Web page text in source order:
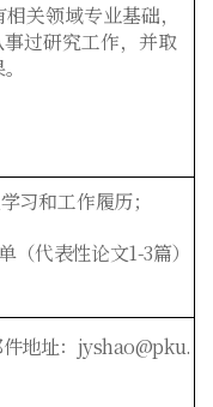
关领域专业基础，
过研究工作，并取
习和工作履历；
（代表性论文1-3篇）
地址：jyshao@pku.